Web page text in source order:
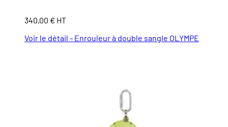
340,00 € HT
Voir le détail - Enrouleur à double sangle OLYMPE